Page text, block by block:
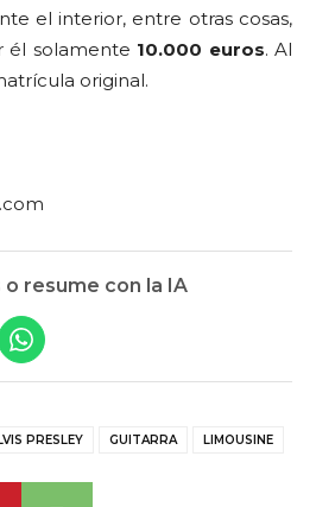
el interior, entre otras cosas,
él solamente 10.000 euros. Al
original.
resume con la IA
PRESLEY GUITARRA LIMOUSINE